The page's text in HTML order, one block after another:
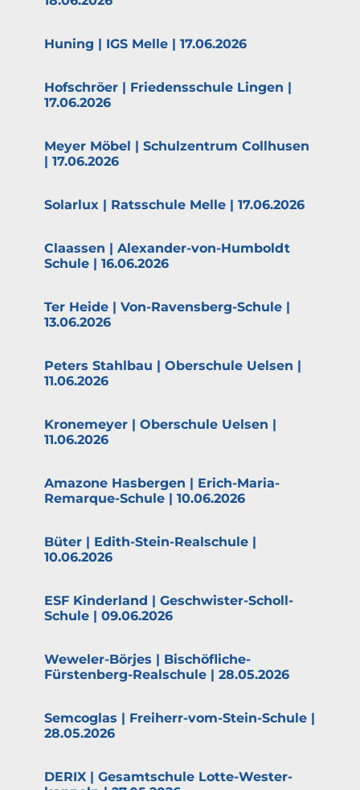
Huning | IGS Melle | 17.06.2026
Hofschröer | Friedens­schule Lingen |
17.06.2026
Meyer Möbel | Schul­zentrum Collhusen
| 17.06.2026
Solarlux | Ratsschule Melle | 17.06.2026
Claassen | Alexander-von-Humboldt
Schule | 16.06.2026
Ter Heide | Von-Ravensberg-Schule |
13.06.2026
Peters Stahlbau | Oberschule Uelsen |
11.06.2026
Krone­meyer | Oberschule Uelsen |
11.06.2026
Amazone Hasbergen | Erich-Maria-
Remarque-Schule | 10.06.2026
Büter | Edith-Stein-Realschule |
10.06.2026
ESF Kinderland | Geschwister-Scholl-
Schule | 09.06.2026
Weweler-Börjes | Bischöf­­liche-
Fürstenberg-Realschule | 28.05.2026
Semcoglas | Freiherr-vom-Stein-Schule |
28.05.2026
DERIX | Gesamt­schule Lotte-Wester­­